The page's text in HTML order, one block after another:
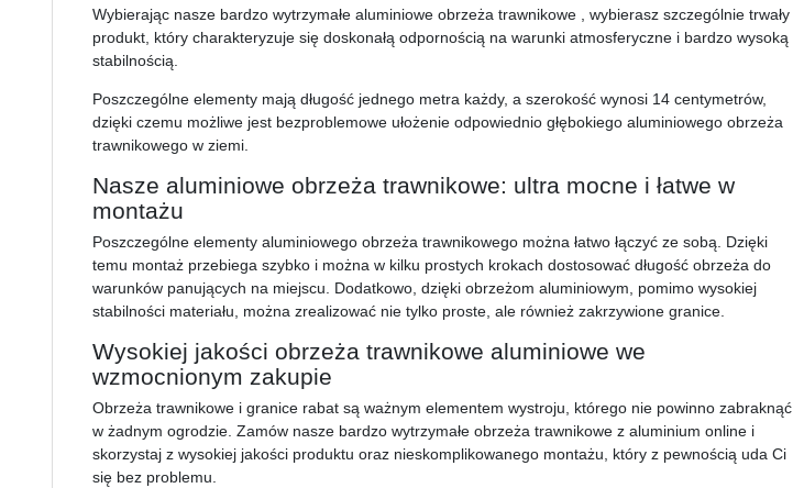
Wybierając nasze bardzo wytrzymałe aluminiowe obrzeża trawnikowe , wybierasz szczególnie trwały
produkt, który charakteryzuje się doskonałą odpornością na warunki atmosferyczne i bardzo wysoką
stabilnością.
Poszczególne elementy mają długość jednego metra każdy, a szerokość wynosi 14 centymetrów,
dzięki czemu możliwe jest bezproblemowe ułożenie odpowiednio głębokiego aluminiowego obrzeża
trawnikowego w ziemi.
Nasze aluminiowe obrzeża trawnikowe: ultra mocne i łatwe w
montażu
Poszczególne elementy aluminiowego obrzeża trawnikowego można łatwo łączyć ze sobą. Dzięki
temu montaż przebiega szybko i można w kilku prostych krokach dostosować długość obrzeża do
warunków panujących na miejscu. Dodatkowo, dzięki obrzeżom aluminiowym, pomimo wysokiej
stabilności materiału, można zrealizować nie tylko proste, ale również zakrzywione granice.
Wysokiej jakości obrzeża trawnikowe aluminiowe we
wzmocnionym zakupie
Obrzeża trawnikowe i granice rabat są ważnym elementem wystroju, którego nie powinno zabraknąć
w żadnym ogrodzie. Zamów nasze bardzo wytrzymałe obrzeża trawnikowe z aluminium online i
skorzystaj z wysokiej jakości produktu oraz nieskomplikowanego montażu, który z pewnością uda Ci
się bez problemu.